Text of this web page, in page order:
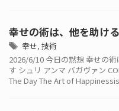
幸せの術は、他を助ける
幸せ, 技術
2026/6/10 今日の黙想 幸せの
す シュリ アンマ バガヴァン
The Day The Art of